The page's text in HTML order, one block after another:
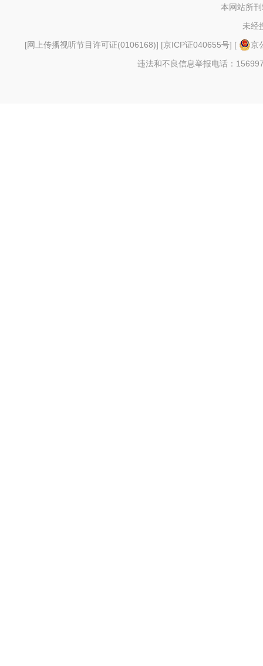
本网站所
未经
[网上传播视听节目许可证(0106168)] [京ICP证040655号] [
京
违法和不良信息举报电话：